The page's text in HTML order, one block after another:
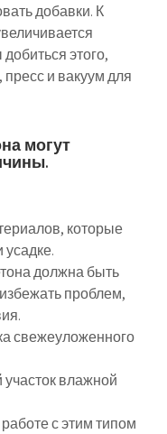
добавки. К
этого,
и вакуум для
могут
которые
должна быть
проблем,
свежеуложенного
влажной
с этим типом